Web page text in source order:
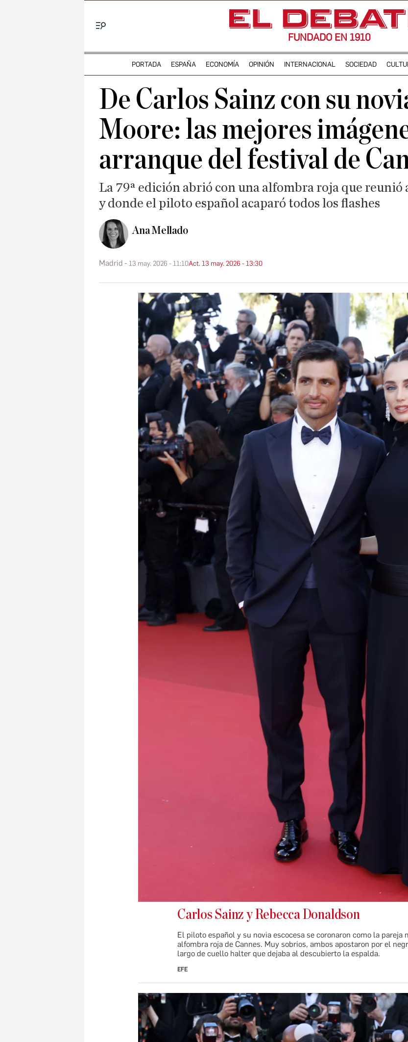
FUNDADO EN 1910
PORTADA ESPAÑA ECONOMÍA OPINIÓN INTERNACIONAL SOCIEDAD
De Carlos Sainz con su
Moore: las mejores
arranque del festival de
La 79ª edición abrió con una alfombra roja que
y donde el piloto español acaparó todos los flashes
Ana Mellado
Madrid 13 may. 2026 - 11:10Act. 13 may. 2026 - 13:30
Carlos Sainz y Rebecca Donaldson
El piloto español y su novia escocesa se coronaron como la pareja
alfombra roja de Cannes. Muy sobrios, ambos apostaron por el
largo de cuello halter que dejaba al descubierto la espalda.
EFE